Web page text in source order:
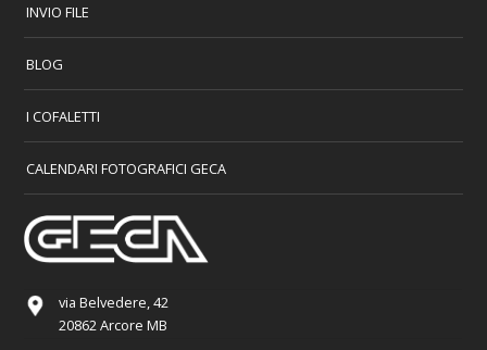
INVIO FILE
BLOG
I COFALETTI
CALENDARI FOTOGRAFICI GECA
via Belvedere, 42
20862 Arcore MB